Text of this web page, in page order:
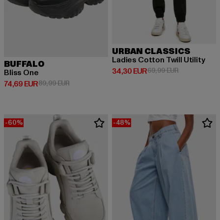
BUFFALO
Bliss One
74,69 EUR
Derzeitiger Preis: 74,69 EUR
89,99 EURAktionspreis: 89,99 EUR
URBAN CLASSICS
Ladies Cotton Twill Utility
34,30 EUR
Derzeitiger Preis: 34,30 EUR
69,99 EURAktionspreis:
-60% -48%